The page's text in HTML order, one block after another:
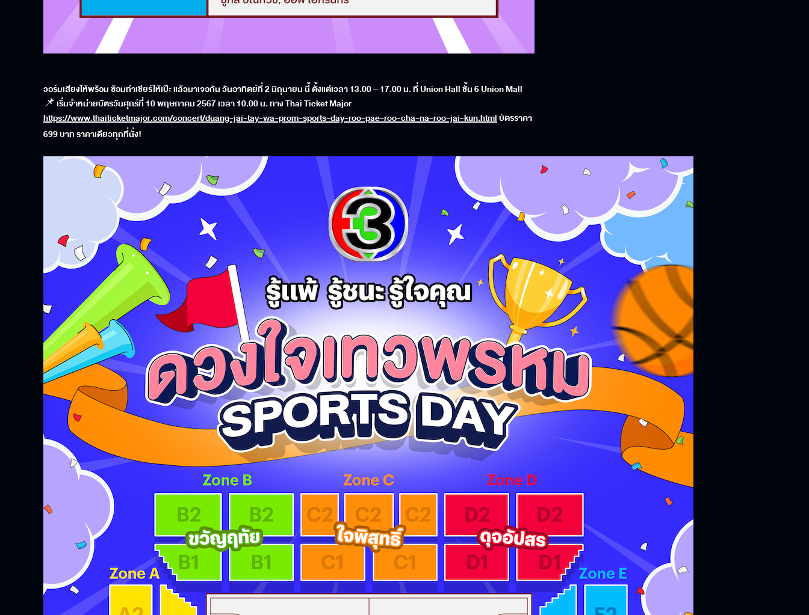
วอร์มเสียงให้พร้อม ซ้อมท่าเชียร์ให้เป๊ะ แล้วมาเจอกัน วันอาทิตย์ที่2มิถุนายน นี้ ตั้งแต่เวลา13.00 – 17.00น.ที่Union Hallชั้น6 Union Mall
📌เริ่มจำหน่ายบัตรวันศุกร์ที่10พฤษภาคม2567เวลา10.00น.ทางThai Ticket Major
https://www.thaiticketmajor.com/concert/duang-jai-tay-wa-prom-sports-day-roo-pae-roo-cha-na-roo-jai-kun.htmlบัตรราคา
699บาท ราคาเดียวทุกที่นั่ง!